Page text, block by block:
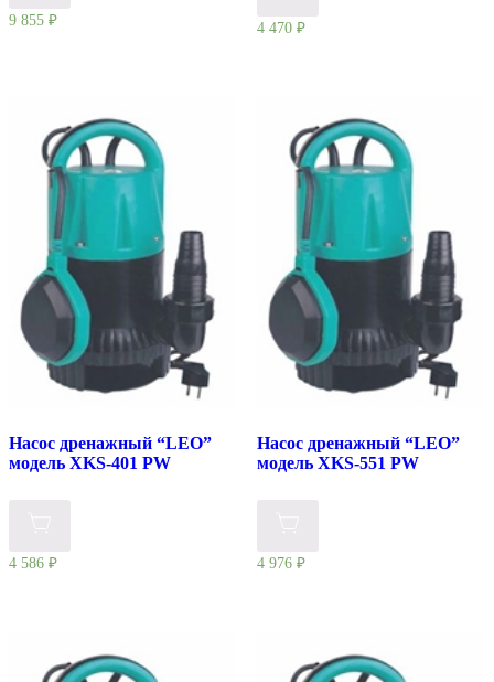
9 855 ₽ 4 470 ₽
Насос дренажный “LEO”
модель XKS-401 PW
4 586 ₽
Насос дренажный “LEO”
модель XKS-551 PW
4 976 ₽